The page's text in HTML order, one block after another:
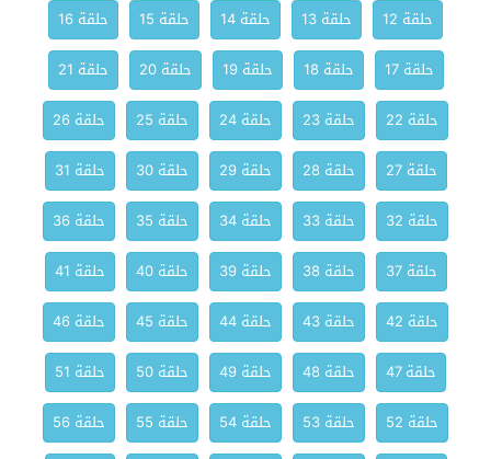
حلقة 12
حلقة 13 حلقة 14 حلقة 15
حلقة 16
حلقة 17
حلقة 18 حلقة 19 حلقة 20
حلقة 21
حلقة 22
حلقة 23 حلقة 24 حلقة 25
حلقة 26
حلقة 27
حلقة 28 حلقة 29 حلقة 30
حلقة 31
حلقة 32
حلقة 33 حلقة 34 حلقة 35
حلقة 36
حلقة 37
حلقة 38 حلقة 39 حلقة 40
حلقة 41
حلقة 42
حلقة 43 حلقة 44 حلقة 45
حلقة 46
حلقة 47
حلقة 48 حلقة 49 حلقة 50
حلقة 51
حلقة 52
حلقة 53 حلقة 54 حلقة 55
حلقة 56